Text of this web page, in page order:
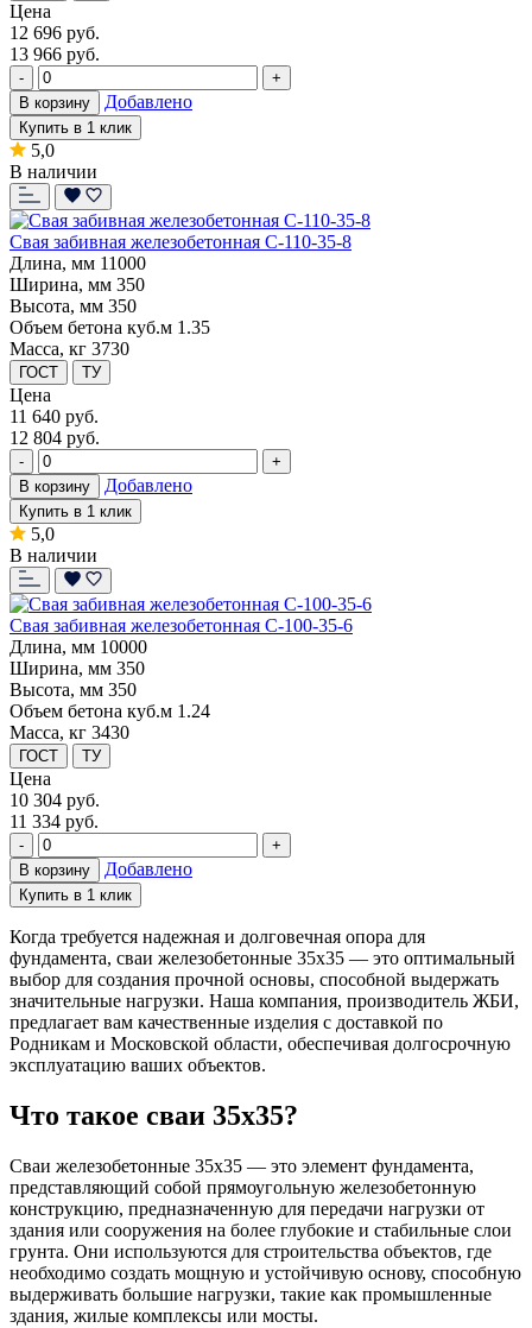
Цена
12 696 руб.
13 966 руб.
-
+
В корзину
Добавлено
Купить в 1 клик
5,0
В наличии
Свая забивная железобетонная С-110-35-8
Длина, мм 11000
Ширина, мм 350
Высота, мм 350
Объем бетона куб.м 1.35
Масса, кг 3730
ГОСТ ТУ
Цена
11 640 руб.
12 804 руб.
-
+
В корзину
Добавлено
Купить в 1 клик
5,0
В наличии
Свая забивная железобетонная С-100-35-6
Длина, мм 10000
Ширина, мм 350
Высота, мм 350
Объем бетона куб.м 1.24
Масса, кг 3430
ГОСТ ТУ
Цена
10 304 руб.
11 334 руб.
-
+
В корзину
Добавлено
Купить в 1 клик
Когда требуется надежная и долговечная опора для
фундамента, сваи железобетонные 35х35 — это оптимальный
выбор для создания прочной основы, способной выдержать
значительные нагрузки. Наша компания, производитель ЖБИ,
предлагает вам качественные изделия с доставкой по
Родникам и Московской области, обеспечивая долгосрочную
эксплуатацию ваших объектов.
Что такое сваи 35х35?
Сваи железобетонные 35х35 — это элемент фундамента,
представляющий собой прямоугольную железобетонную
конструкцию, предназначенную для передачи нагрузки от
здания или сооружения на более глубокие и стабильные слои
грунта. Они используются для строительства объектов, где
необходимо создать мощную и устойчивую основу, способную
выдерживать большие нагрузки, такие как промышленные
здания, жилые комплексы или мосты.